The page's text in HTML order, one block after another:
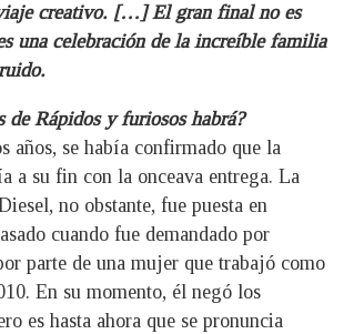
creativo. […] El gran final no es
una celebración de la increíble familia
de Rápidos y furiosos habrá?
años, se había confirmado que la
a su fin con la onceava entrega. La
no obstante, fue puesta en
cuando fue demandado por
parte de una mujer que trabajó como
En su momento, él negó los
es hasta ahora que se pronuncia